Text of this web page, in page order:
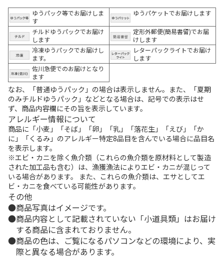
ゆうパック等でお届けしま
す
ゆうパケットでお届けします
チルドゆうパックでお届け
します
定形外郵便(簡易書留)でお届
けします
冷凍ゆうパックでお届けし
ます。
レターパックライトでお届け
します
佐川急便でのお届けとなり
ます
なお、「普通ゆうパック」の場合は表示しません。また、「夏期
のみチルドゆうパック」などとなる場合は、記号での表示はせ
ず、商品内容欄にその旨を表示しています。
アレルギー情報について
商品に「小麦」「そば」「卵」「乳」「落花生」「えび」「か
に」「くるみ」のアレルギー特定8品目を含んでいる場合に品目名
を表示します。
※エビ・カニを除く魚介類（これらの魚介類を原材料として製造
された加工品も含む）は、漁獲漁法によりエビ・カニが混じって
いる場合があります。 また、これらの魚介類は、エサとしてエ
ビ・カニを食べている可能性があります。
その他
商品写真はイメージです。
商品内容として記載されていない「小道具類」はお届け
する商品に含まれておりません。
商品の色は、ご覧になるパソコンなどの環境により、実
際と異なる場合があります。